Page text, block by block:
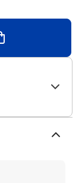
contient :1 x